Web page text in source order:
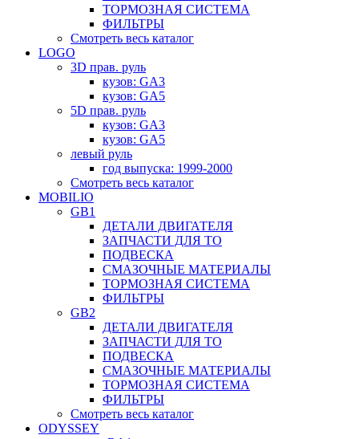
ТОРМОЗНАЯ СИСТЕМА
ФИЛЬТРЫ
Смотреть весь каталог
LOGO
3D прав. руль
кузов: GA3
кузов: GA5
5D прав. руль
кузов: GA3
кузов: GA5
левый руль
год выпуска: 1999-2000
Смотреть весь каталог
MOBILIO
GB1
ДЕТАЛИ ДВИГАТЕЛЯ
ЗАПЧАСТИ ДЛЯ ТО
ПОДВЕСКА
СМАЗОЧНЫЕ МАТЕРИАЛЫ
ТОРМОЗНАЯ СИСТЕМА
ФИЛЬТРЫ
GB2
ДЕТАЛИ ДВИГАТЕЛЯ
ЗАПЧАСТИ ДЛЯ ТО
ПОДВЕСКА
СМАЗОЧНЫЕ МАТЕРИАЛЫ
ТОРМОЗНАЯ СИСТЕМА
ФИЛЬТРЫ
Смотреть весь каталог
ODYSSEY